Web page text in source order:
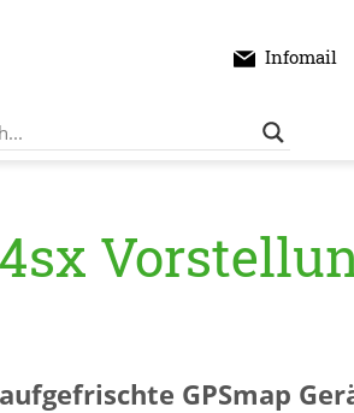
Infomail
GPSmap